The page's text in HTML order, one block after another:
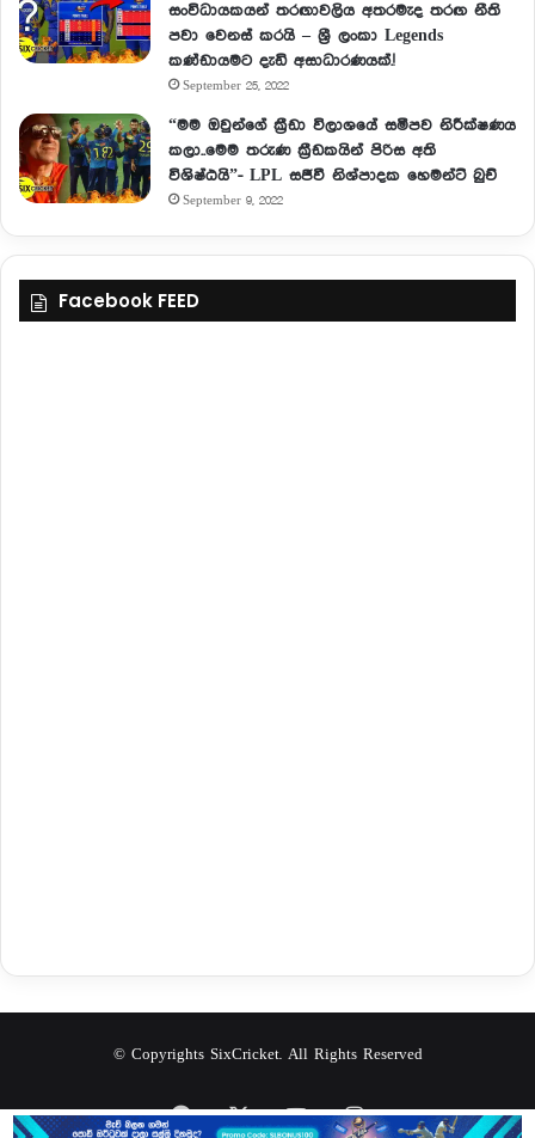
සංවිධායකයන් තරඟාවලිය අතරමැද තරඟ නීති
පවා වෙනස් කරයි – ශ්‍රී ලංකා Legends
කණ්ඩායමට දැඩි අසාධාරණයක්.!
September 25, 2022
“මම ඔවුන්ගේ ක්‍රීඩා විලාශයේ සමීපව නිරීක්ෂණය
කලා..මෙම තරුණ ක්‍රීඩකයින් පිරිස අති
විශිෂ්ඨයි”- LPL සජීවී නිශ්පාදක හෙමන්ට් බුච්
September 9, 2022
Facebook FEED
© Copyrights SixCricket. All Rights Reserved
Facebook
X YouTubeInstagram